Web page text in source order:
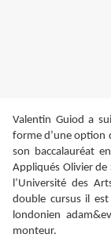
Valentin Guiod a
forme d’une option
son baccalauréat
Appliqués Olivier de
l’Université des
double cursus il
londonien
monteur.